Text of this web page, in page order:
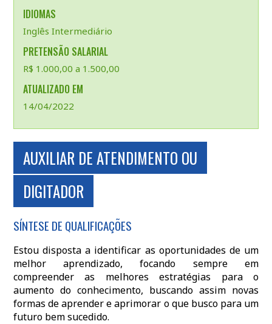
IDIOMAS
Inglês Intermediário
PRETENSÃO SALARIAL
R$ 1.000,00 a 1.500,00
ATUALIZADO EM
14/04/2022
AUXILIAR DE ATENDIMENTO OU
DIGITADOR
SÍNTESE DE QUALIFICAÇÕES
Estou disposta a identificar as oportunidades de um
melhor aprendizado, focando sempre em
compreender as melhores estratégias para o
aumento do conhecimento, buscando assim novas
formas de aprender e aprimorar o que busco para um
futuro bem sucedido.